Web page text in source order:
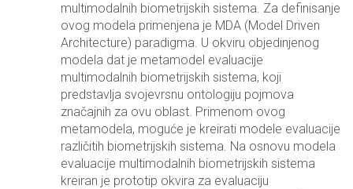
multimodalnih biometrijskih sistema. Za definisanje
ovog modela primenjena je MDA (Model Driven
Architecture) paradigma. U okviru objedinjenog
modela dat je metamodel evaluacije
multimodalnih biometrijskih sistema, koji
predstavlja svojevrsnu ontologiju pojmova
značajnih za ovu oblast. Primenom ovog
metamodela, moguće je kreirati modele evaluacije
različitih biometrijskih sistema. Na osnovu modela
evaluacije multimodalnih biometrijskih sistema
kreiran je prototip okvira za evaluaciju